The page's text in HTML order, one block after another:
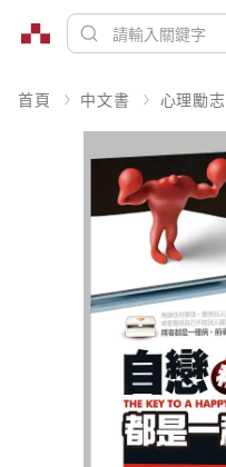
首頁 中文書 心理勵志